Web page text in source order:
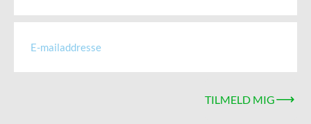
TILMELD MIG